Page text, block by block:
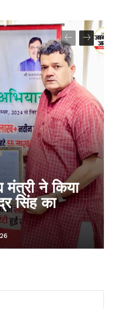
मंत्री ने किया
सिंह का